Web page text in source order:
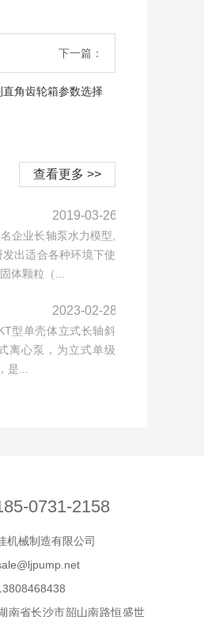
下一篇：
直角齿轮箱参数选择
查看更多 >>
2019-03-26
企业长轴泵水力模型,
出适合各种环境下使
体颗粒（...
2023-02-28
型单壳体立式长轴斜
离心泵，为立式单级
是...
0731-2158
机械制造有限公司
南省长沙市韶山南路恒盛世